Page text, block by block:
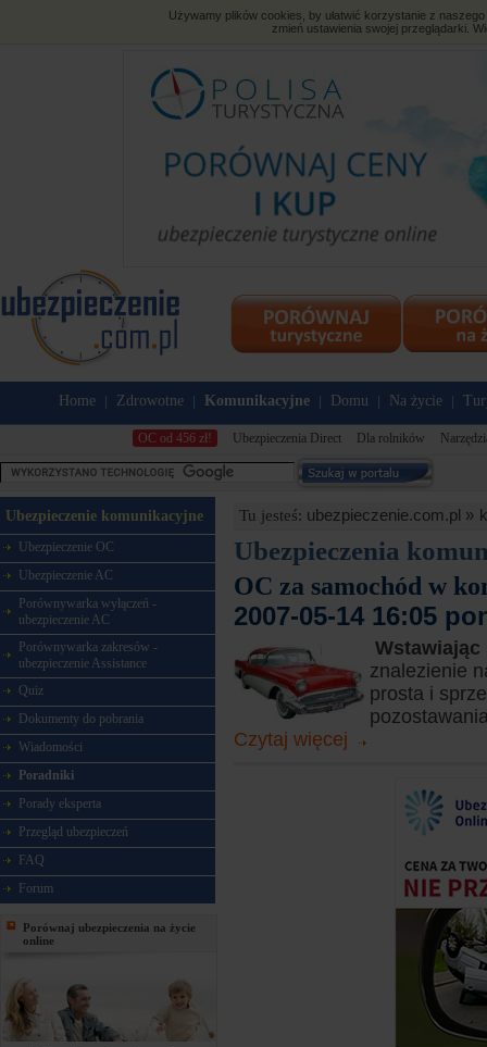
Używamy plików cookies, by ułatwić korzystanie z
zmień ustawienia swojej przeglądarki.
Home Zdrowotne Komunikacyjne Domu Na życie
OC od 456 zł! Ubezpieczenia Direct Dla rolników
Ubezpieczenie komunikacyjne
Ubezpieczenie OC
Ubezpieczenie AC
Porównywarka wyłączeń -
ubezpieczenie AC
Porównywarka zakresów -
ubezpieczenie Assistance
Quiz
Dokumenty do pobrania
Wiadomości
Poradniki
Porady eksperta
Przegląd ubezpieczeń
FAQ
Forum
Porównaj ubezpieczenia na życie
online
Tu jesteś: ubezpieczenie.com.pl »
Ubezpieczenia
OC za samochód w
2007-05-14 16:05
znalezienie
prosta i
Czytaj więcej